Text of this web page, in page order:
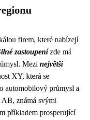
firem, které nabízejí
zastoupenízde má
Mezi největší
XY, která se
automobilový průmysl a
AB, známá svými
příkladem prosperující